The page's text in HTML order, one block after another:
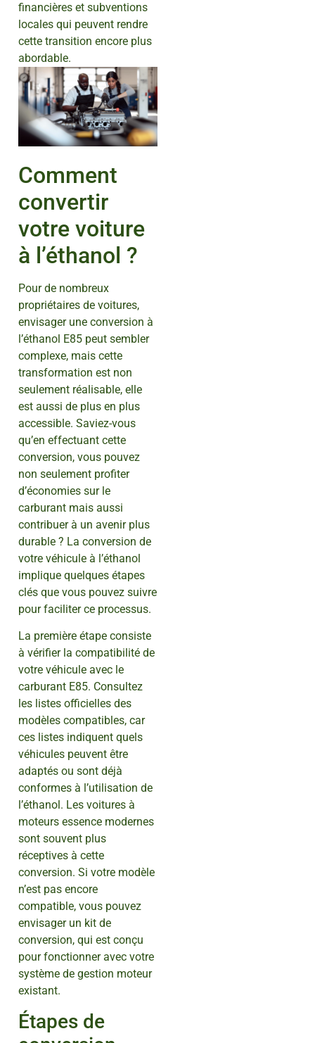
financières et subventions
locales qui peuvent rendre
cette transition encore plus
abordable.
Comment
convertir
votre voiture
à l’éthanol ?
Pour de nombreux
propriétaires de voitures,
envisager une conversion à
l’éthanol E85 peut sembler
complexe, mais cette
transformation est non
seulement réalisable, elle
est aussi de plus en plus
accessible. Saviez-vous
qu’en effectuant cette
conversion, vous pouvez
non seulement profiter
d’économies sur le
carburant mais aussi
contribuer à un avenir plus
durable ? La conversion de
votre véhicule à l’éthanol
implique quelques étapes
clés que vous pouvez suivre
pour faciliter ce processus.
La première étape consiste
à vérifier la compatibilité de
votre véhicule avec le
carburant E85. Consultez
les listes officielles des
modèles compatibles, car
ces listes indiquent quels
véhicules peuvent être
adaptés ou sont déjà
conformes à l’utilisation de
l’éthanol. Les voitures à
moteurs essence modernes
sont souvent plus
réceptives à cette
conversion. Si votre modèle
n’est pas encore
compatible, vous pouvez
envisager un kit de
conversion, qui est conçu
pour fonctionner avec votre
système de gestion moteur
existant.
Étapes de